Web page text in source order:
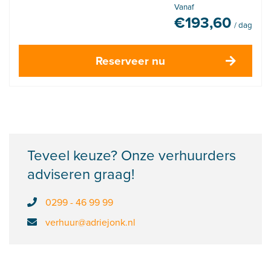
Vanaf
€193,60 / dag
Reserveer nu
Teveel keuze? Onze verhuurders
adviseren graag!
0299 - 46 99 99
verhuur@adriejonk.nl